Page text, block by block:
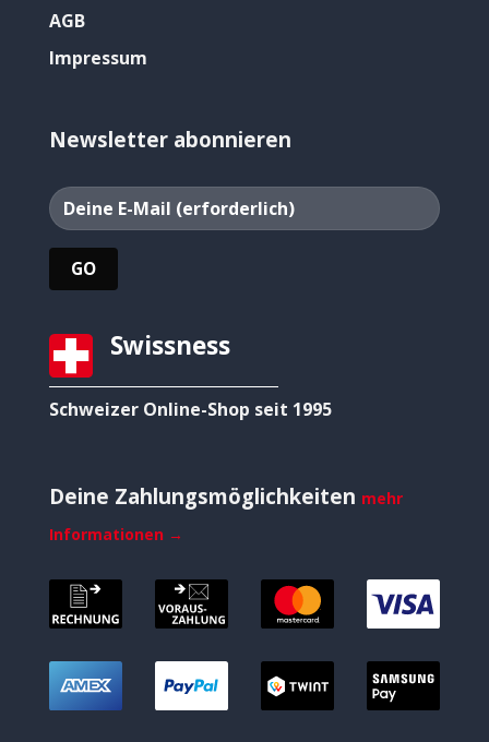
AGB
Impressum
Newsletter abonnieren
Swissness
Schweizer Online-Shop seit 1995
Deine Zahlungsmöglichkeiten mehr
Informationen →